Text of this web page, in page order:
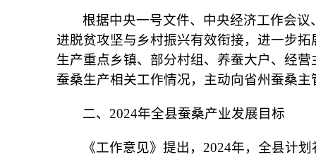
根据中央一号文件、中央经济工作会
进脱贫攻坚与乡村振兴有效衔接，进一步
生产重点乡镇、部分村组、养蚕大户、经
蚕桑生产相关工作情况，主动向省州蚕桑
二、2024年全县蚕桑产业发展目标
《工作意见》提出，2024年，全县计